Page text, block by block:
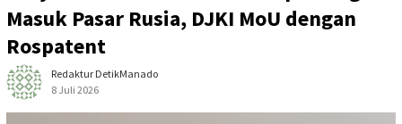
Masuk Pasar Rusia, DJKI MoU dengan
Rospatent
Redaktur DetikManado
8 Juli 2026